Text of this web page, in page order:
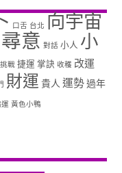
口舌 台北 向宇宙
尋意 對話 小人 小
挑戰 捷運 掌訣 收穫 改運
財運 貴人 運勢過年
黃色小鴨